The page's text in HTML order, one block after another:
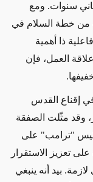
سنوات. ومع
من خطة السلام في
ذا أهمية
العمل، فإن
.
إقناع القدس
وقد مثّلت الصفقة
"ترامب" على
تعزيز الاستقرار
بيد أنه ينبغي